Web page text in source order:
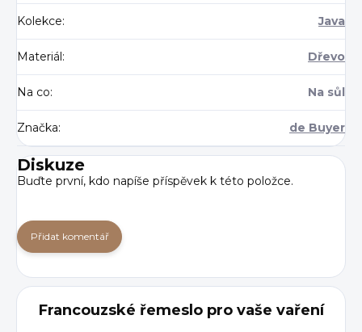
Kolekce: Java
Materiál: Dřevo
Na co: Na sůl
Značka: de Buyer
Diskuze
Buďte první, kdo napíše příspěvek k této položce.
Přidat komentář
Francouzské řemeslo pro vaše vaření